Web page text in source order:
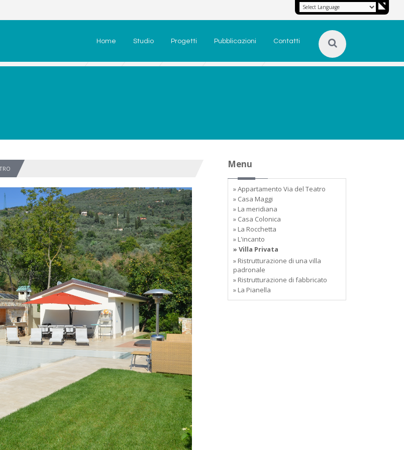
Home Studio Progetti Pubblicazioni Contatti
Menu
» Appartamento Via del Teatro
» Casa Maggi
» La meridiana
» Casa Colonica
» La Rocchetta
» L'incanto
» Villa Privata
» Ristrutturazione di una villa
padronale
» Ristrutturazione di fabbricato
» La Pianella